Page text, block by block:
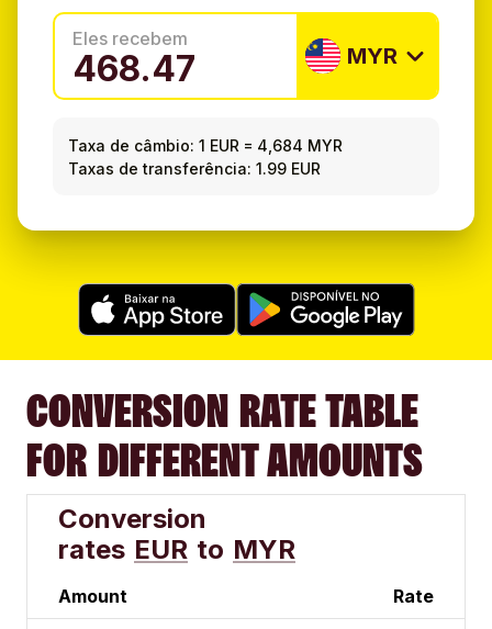
Eles recebem
MYR
Taxa de câmbio: 1 EUR = 4,684 MYR
Taxas de transferência: 1.99 EUR
CONVERSION RATE TABLE
FOR DIFFERENT AMOUNTS
Conversion
rates EUR to MYR
Amount Rate